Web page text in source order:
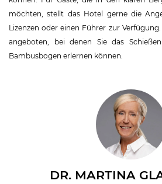
möchten, stellt das Hotel gerne die
Lizenzen oder einen Führer zur
angeboten, bei denen Sie das
Bambusbogen erlernen können.
DR. MARTINA